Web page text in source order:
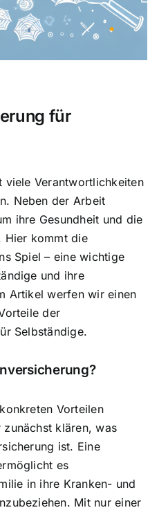
für
viele Verantwortlichkeiten
Neben der Arbeit
ihre Gesundheit und die
Hier kommt die
Spiel – eine wichtige
und ihre
Artikel werfen wir einen
der
Selbständige.
Vorteilen
klären, was
ist. Eine
es
in ihre Kranken- und
Mit nur einer